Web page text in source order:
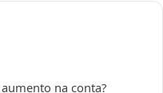
na conta?